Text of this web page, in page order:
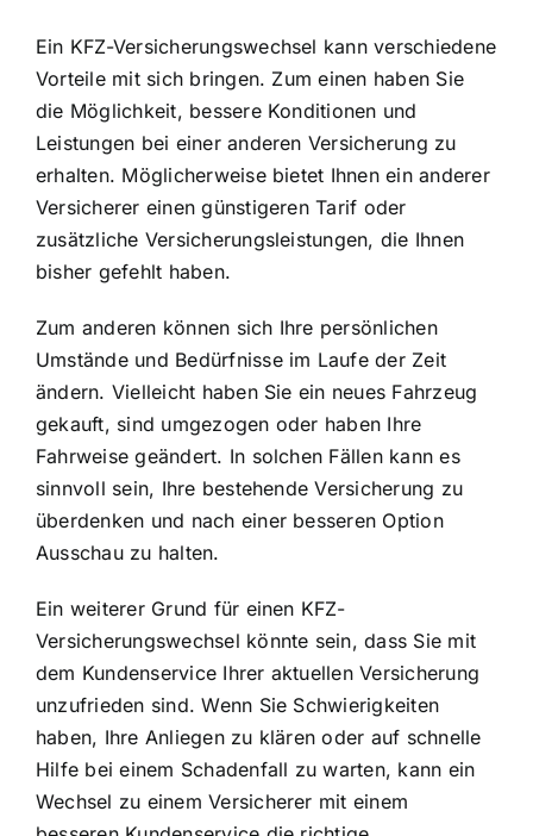
Ein KFZ-Versicherungswechsel kann verschiedene
Vorteile mit sich bringen. Zum einen haben Sie
die Möglichkeit, bessere Konditionen und
Leistungen bei einer anderen Versicherung zu
erhalten. Möglicherweise bietet Ihnen ein anderer
Versicherer einen günstigeren Tarif oder
zusätzliche Versicherungsleistungen, die Ihnen
bisher gefehlt haben.
Zum anderen können sich Ihre persönlichen
Umstände und Bedürfnisseim Laufe der Zeit
ändern. Vielleicht haben Sie ein neues Fahrzeug
gekauft, sind umgezogen oder haben Ihre
Fahrweise geändert. In solchen Fällen kann es
sinnvoll sein, Ihre bestehende Versicherung zu
überdenken und nach einer besseren Option
Ausschau zu halten.
Ein weiterer Grund für einen KFZ-
Versicherungswechsel könnte sein, dass Sie mit
dem Kundenservice Ihrer aktuellen Versicherung
unzufrieden sind. Wenn Sie Schwierigkeiten
haben, Ihre Anliegen zu klären oder auf schnelle
Hilfe bei einem Schadenfall zu warten, kann ein
Wechsel zu einem Versicherer mit einem